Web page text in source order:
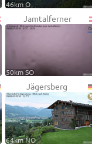
46km O
Jamtalferner
50km SO
Jägersberg
64km NO